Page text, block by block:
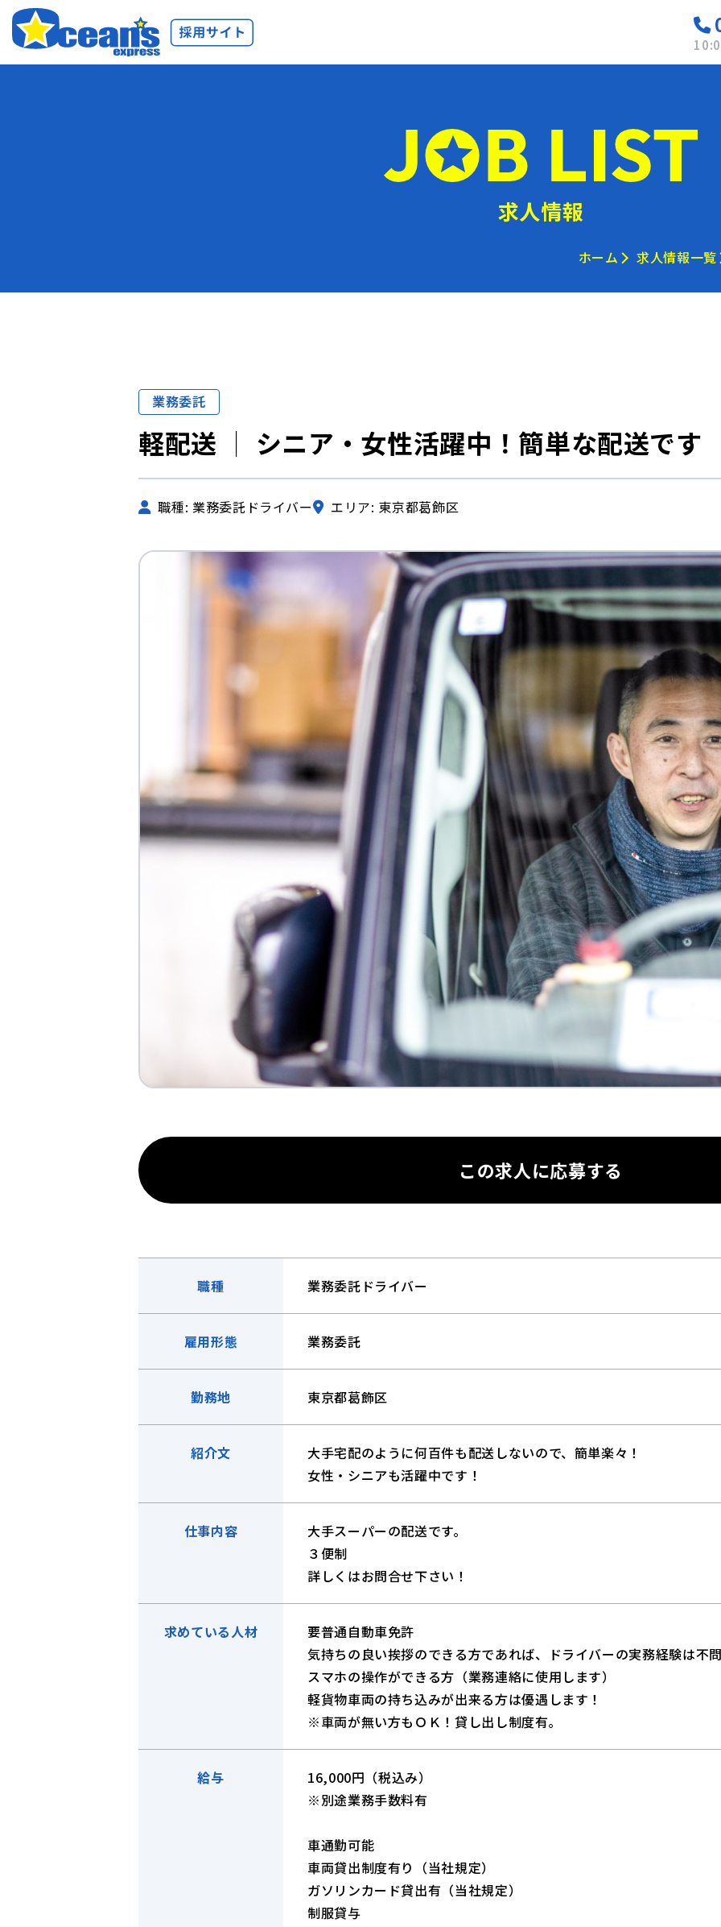
求人情報
ホーム 求人情報一覧
業務委託
軽配送 │ シニア・女性活躍中！簡単な配送です
職種: 業務委託ドライバー エリア: 東京都葛飾区
この求人に応募する
職種 業務委託ドライバー
雇用形態 業務委託
勤務地 東京都葛飾区
紹介文
大手宅配のように何百件も配送しないので、簡単楽々！
女性・シニアも活躍中です！
仕事内容
大手スーパーの配送です。
３便制
詳しくはお問合せ下さい！
求めている人材
要普通自動車免許
気持ちの良い挨拶のできる方であれば、ドライバーの実務経験は不
スマホの操作ができる方（業務連絡に使用します）
軽貨物車両の持ち込みが出来る方は優遇します！
※車両が無い方もＯＫ！貸し出し制度有｡
給与
16,000円（税込み）
※別途業務手数料有
車通勤可能
車両貸出制度有り（当社規定）
ガソリンカード貸出有（当社規定）
制服貸与